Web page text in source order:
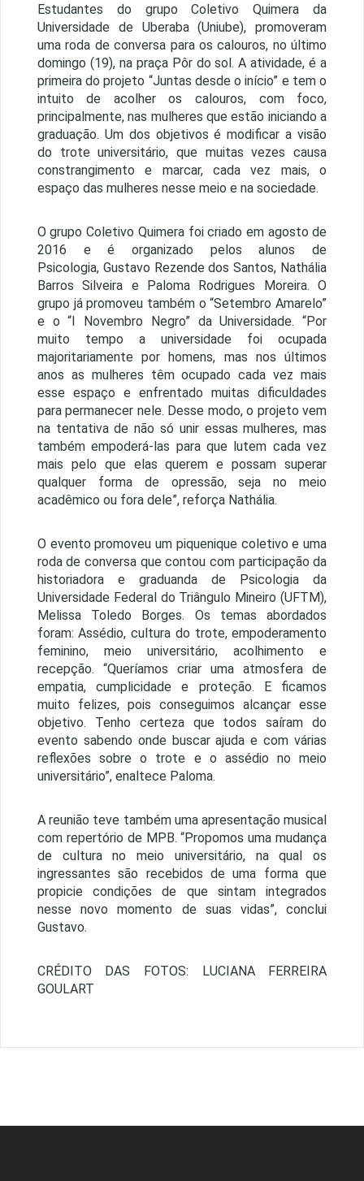
Estudantes do grupo Coletivo Quimera da
Universidade de Uberaba (Uniube), promoveram
uma roda de conversa para os calouros, no último
domingo (19), na praça Pôr do sol. A atividade, é a
primeira do projeto “Juntas desde o início” e tem o
intuito de acolher os calouros, com foco,
principalmente, nas mulheres que estão iniciando a
graduação. Um dos objetivos é modificar a visão
do trote universitário, que muitas vezes causa
constrangimento e marcar, cada vez mais, o
espaço das mulheres nesse meio e na sociedade.
O grupo Coletivo Quimera foi criado em agosto de
2016 e é organizado pelos alunos de
Psicologia, Gustavo Rezende dos Santos, Nathália
Barros Silveira e Paloma Rodrigues Moreira. O
grupo já promoveu também o “Setembro Amarelo”
e o “I Novembro Negro” da Universidade.“Por
muito tempo a universidade foi ocupada
majoritariamente por homens, mas nos últimos
anos as mulheres têm ocupado cada vez mais
esse espaço e enfrentado muitas dificuldades
para permanecer nele. Desse modo, o projeto vem
na tentativa de não só unir essas mulheres, mas
também empoderá-las para que lutem cada vez
mais pelo que elas querem e possam superar
qualquer forma de opressão, seja no meio
acadêmico ou fora dele”, reforça Nathália.
O evento promoveu um piquenique coletivo e uma
roda de conversa que contou com participação da
historiadora e graduanda de Psicologia da
Universidade Federal do Triângulo Mineiro (UFTM),
Melissa Toledo Borges. Os temas abordados
foram: Assédio, cultura do trote, empoderamento
feminino, meio universitário, acolhimento e
recepção. “Queríamos criar uma atmosfera de
empatia, cumplicidade e proteção. E ficamos
muito felizes, pois conseguimos alcançar esse
objetivo. Tenho certeza que todos saíram do
evento sabendo onde buscar ajuda e com várias
reflexões sobre o trote e o assédio no meio
universitário”, enaltece Paloma.
A reunião teve também uma apresentação musical
com repertório de MPB. “Propomos uma mudança
de cultura no meio universitário, na qual os
ingressantes são recebidos de uma forma que
propicie condições de que sintam integrados
nesse novo momento de suas vidas”, conclui
Gustavo.
CRÉDITO DAS FOTOS: LUCIANA FERREIRA
GOULART